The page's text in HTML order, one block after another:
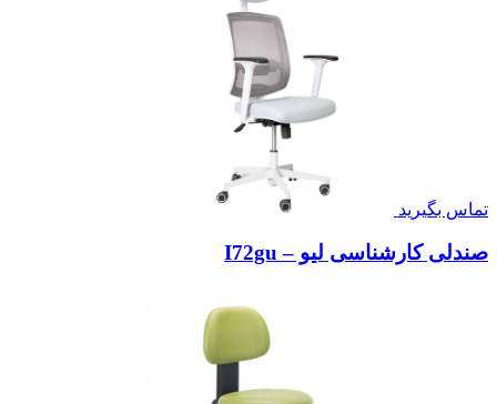
تماس بگیرید
صندلی کارشناسی لیو – I72gu